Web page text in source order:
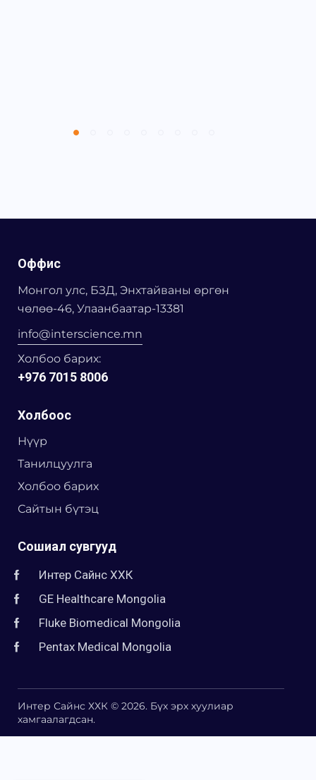
Оффис
Монгол улс, БЗД, Энхтайваны өргөн
чөлөө-46, Улаанбаатар-13381
info@interscience.mn
Холбоо барих:
+976 7015 8006
Холбоос
Нүүр
Танилцуулга
Холбоо барих
Сайтын бүтэц
Сошиал сувгууд
Интер Сайнс ХХК
GE Healthcare Mongolia
Fluke Biomedical Mongolia
Pentax Medical Mongolia
Интер Сайнс ХХК © 2026. Бүх эрх хуулиар
хамгаалагдсан.